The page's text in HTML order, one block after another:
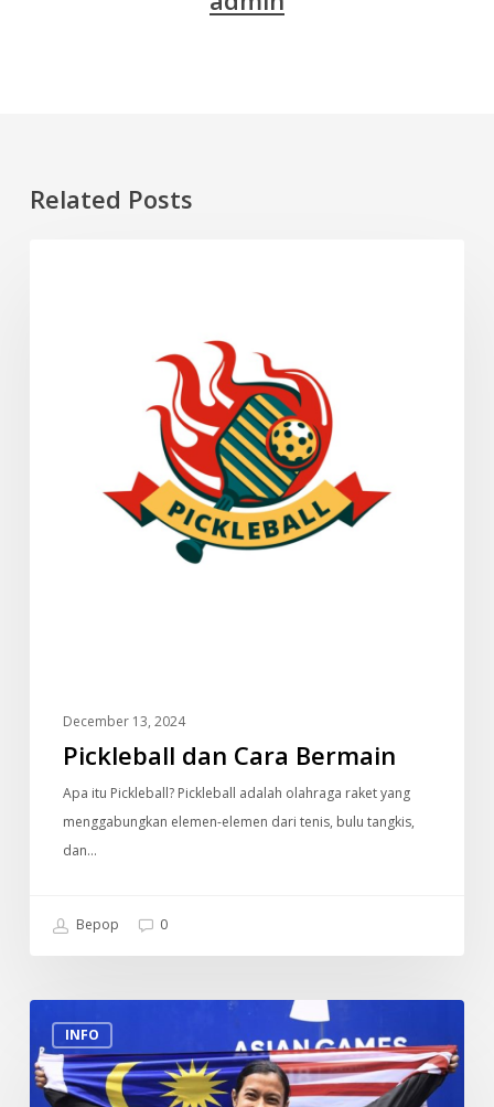
Related Posts
December 13, 2024
Pickleball dan Cara Bermain
Apa itu Pickleball? Pickleball adalah olahraga raket yang
menggabungkan elemen-elemen dari tenis, bulu tangkis,
dan…
Bepop 0
INFO
Datuk
Nicol
David